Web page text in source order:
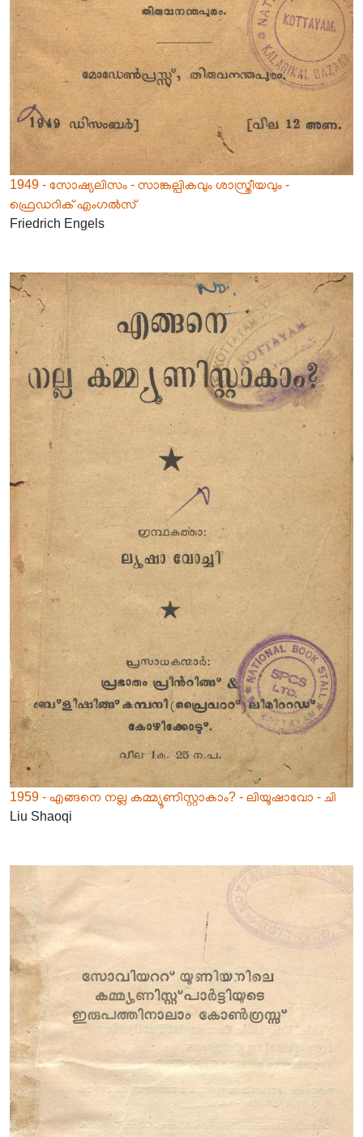
1949 - സോഷ്യലിസം - സാങ്കല്പികവും ശാസ്ത്രീയവും -
ഫ്രെഡറിക് എംഗൽസ്
Friedrich Engels
1959 - എങ്ങനെ നല്ല കമ്മ്യൂണിസ്റ്റാകാം? - ലിയൂഷാവോ - ചി
Liu Shaoqi